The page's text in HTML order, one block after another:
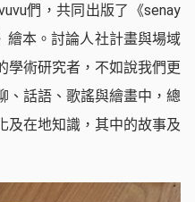
們，共同出版了《senay
繪本。討論人社計畫與場域
學術研究者，不如說我們更
、話語、歌謠與繪畫中，總
及在地知識，其中的故事及